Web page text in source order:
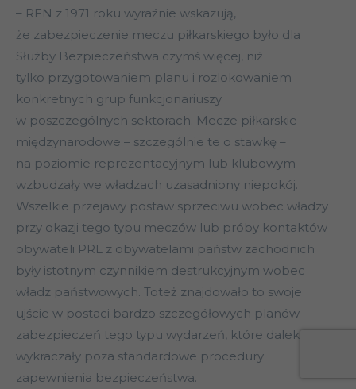
– RFN z 1971 roku wyraźnie wskazują,
że zabezpieczenie meczu piłkarskiego było dla
Służby Bezpieczeństwa czymś więcej, niż
tylko przygotowaniem planu i rozlokowaniem
konkretnych grup funkcjonariuszy
w poszczególnych sektorach. Mecze piłkarskie
międzynarodowe – szczególnie te o stawkę –
na poziomie reprezentacyjnym lub klubowym
wzbudzały we władzach uzasadniony niepokój.
Wszelkie przejawy postaw sprzeciwu wobec władzy
przy okazji tego typu meczów lub próby kontaktów
obywateli PRL z obywatelami państw zachodnich
były istotnym czynnikiem destrukcyjnym wobec
władz państwowych. Toteż znajdowało to swoje
ujście w postaci bardzo szczegółowych planów
zabezpieczeń tego typu wydarzeń, które daleko
wykraczały poza standardowe procedury
zapewnienia bezpieczeństwa.